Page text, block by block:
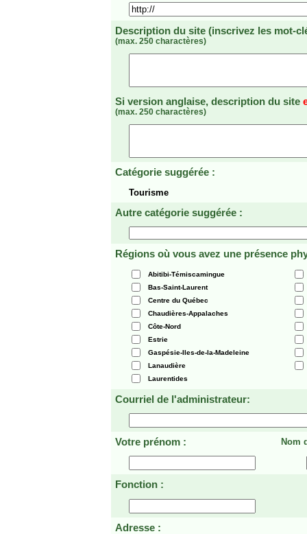
Description du site (inscrivez les mot-
(max. 250 charactères)
Si version anglaise, description du site
(max. 250 charactères)
Catégorie suggérée :
Tourisme
Autre catégorie suggérée :
Régions où vous avez une présence
Abitibi-Témiscamingue
Bas-Saint-Laurent
Centre du Québec
Chaudières-Appalaches
Côte-Nord
Estrie
Gaspésie-Iles-de-la-Madeleine
Lanaudière
Laurentides
Courriel de l'administrateur:
Votre prénom : Nom
Fonction :
Adresse :